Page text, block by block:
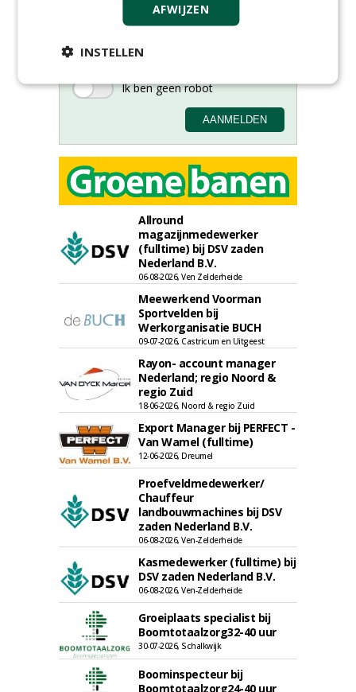
Allround
magazijnmedewerker
(fulltime) bij DSV zaden
Nederland B.V.
06-08-2026, Ven Zelderheide
Meewerkend Voorman
Sportvelden bij
Werkorganisatie BUCH
09-07-2026, Castricum en Uitgeest
Rayon- account manager
Nederland; regio Noord &
regio Zuid
18-06-2026, Noord & regio Zuid
Export Manager bij PERFECT -
Van Wamel (fulltime)
12-06-2026, Dreumel
Proefveldmedewerker/
Chauffeur
landbouwmachines bij DSV
zaden Nederland B.V.
06-08-2026, Ven-Zelderheide
Kasmedewerker (fulltime) bij
DSV zaden Nederland B.V.
06-08-2026, Ven-Zelderheide
Groeiplaats specialist bij
Boomtotaalzorg32-40 uur
30-07-2026, Schalkwijk
Boominspecteur bij
Boomtotaalzorg24-40 uur
AFWIJZEN
INSTELLEN